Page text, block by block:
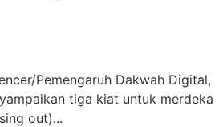
Pemengaruh Dakwah Digital,
tiga kiat untuk merdeka
out)...